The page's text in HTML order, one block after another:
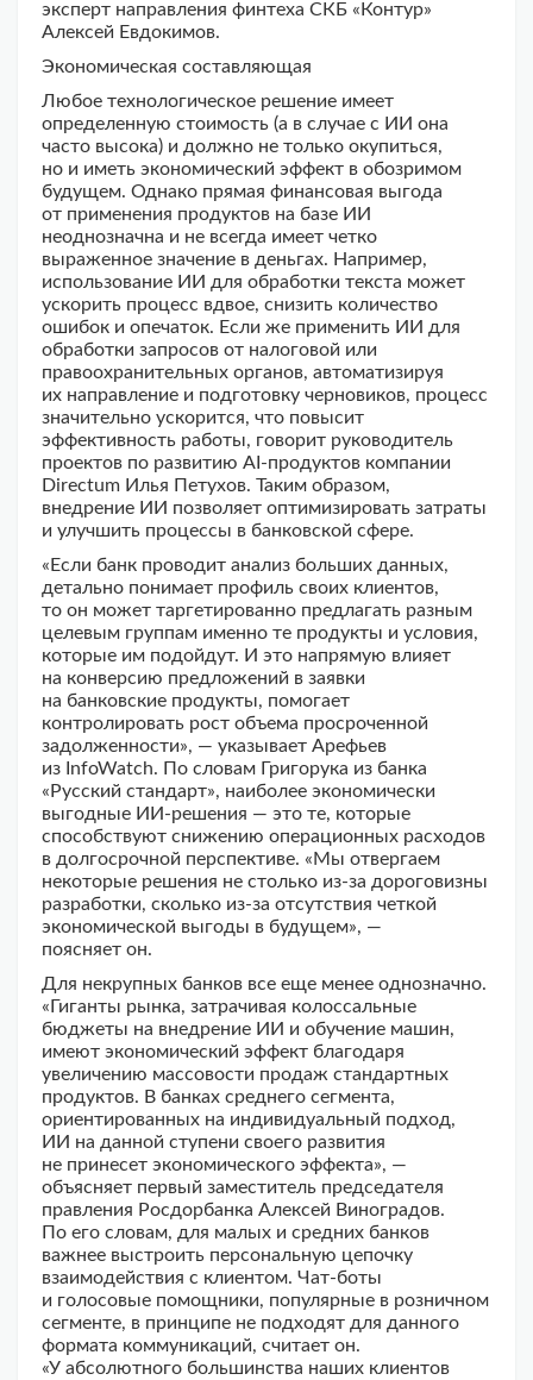
эксперт направления финтеха СКБ «Контур»
Алексей Евдокимов.
Экономическая составляющая
Любое технологическое решение имеет
определенную стоимость (а в случае с ИИ она
часто высока) и должно не только окупиться,
но и иметь экономический эффект в обозримом
будущем. Однако прямая финансовая выгода
от применения продуктов на базе ИИ
неоднозначна и не всегда имеет четко
выраженное значение в деньгах. Например,
использование ИИ для обработки текста может
ускорить процесс вдвое, снизить количество
ошибок и опечаток. Если же применить ИИ для
обработки запросов от налоговой или
правоохранительных органов, автоматизируя
их направление и подготовку черновиков, процесс
значительно ускорится, что повысит
эффективность работы, говорит руководитель
проектов по развитию AI-продуктов компании
Directum Илья Петухов. Таким образом,
внедрение ИИ позволяет оптимизировать затраты
и улучшить процессы в банковской сфере.
«Если банк проводит анализ больших данных,
детально понимает профиль своих клиентов,
то он может таргетированно предлагать разным
целевым группам именно те продукты и условия,
которые им подойдут. И это напрямую влияет
на конверсию предложений в заявки
на банковские продукты, помогает
контролировать рост объема просроченной
задолженности», — указывает Арефьев
из InfoWatch. По словам Григорука из банка
«Русский стандарт», наиболее экономически
выгодные ИИ-решения — это те, которые
способствуют снижению операционных расходов
в долгосрочной перспективе. «Мы отвергаем
некоторые решения не столько из-за дороговизны
разработки, сколько из-за отсутствия четкой
экономической выгоды в будущем», —
поясняет он.
Для некрупных банков все еще менее однозначно.
«Гиганты рынка, затрачивая колоссальные
бюджеты на внедрение ИИ и обучение машин,
имеют экономический эффект благодаря
увеличению массовости продаж стандартных
продуктов. В банках среднего сегмента,
ориентированных на индивидуальный подход,
ИИ на данной ступени своего развития
не принесет экономического эффекта», —
объясняет первый заместитель председателя
правления Росдорбанка Алексей Виноградов.
По его словам, для малых и средних банков
важнее выстроить персональную цепочку
взаимодействия с клиентом. Чат-боты
и голосовые помощники, популярные в розничном
сегменте, в принципе не подходят для данного
формата коммуникаций, считает он.
«У абсолютного большинства наших клиентов